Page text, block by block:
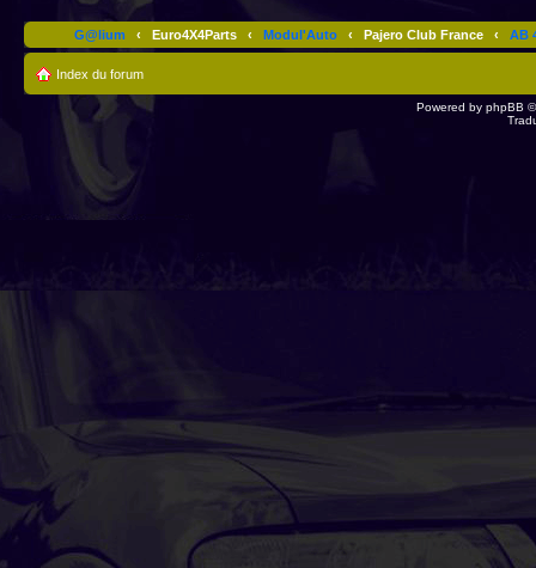
G@lium ‹ Euro4X4Parts ‹ Modul'Auto ‹ Pajero Club France ‹ AB
Index du forum
Powered by phpBB